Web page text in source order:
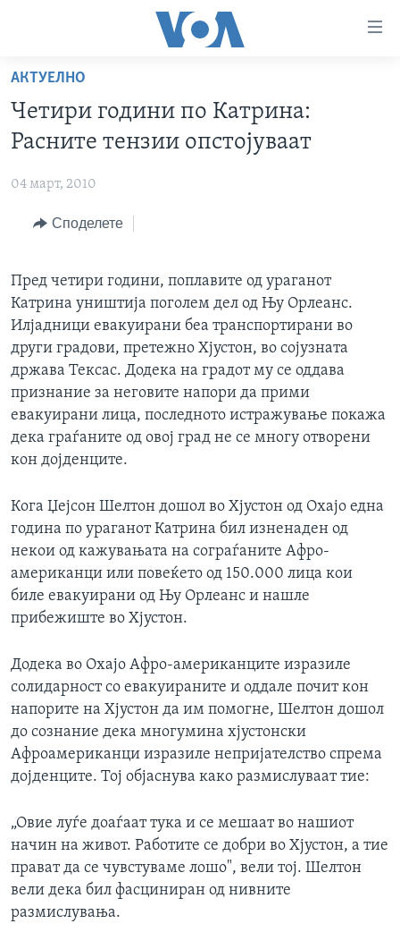
пристапност
Премини
главната
Премини
навигација
Пребарувај
РУБРИКИ
МАКЕДОНИЈА
СВЕТ
ПОЛИТИКА
ЗДРАВЈЕ
НАУКА
ИНТЕРВЈУА
ДОКУМЕНТАРЦИ
АРХИВИРАНА ПРОГРАМА
ВЕСТИ ОД САД ВО МИНУТА - АРХИВА
ИЗБОРИ ВО САД 2020 - АРХИВА
Learning English
НАКУСО...
Јазици
АКТУЕЛНО
Четири години по Катрина:
Расните тензии опстојуваат
04 март, 2010
Споделете
Пред четири години, поплавите од ураганот
Катрина уништија поголем дел од Њу Орлеанс.
Илјадници евакуирани беа транспортирани во
други градови, претежно Хјустон, во сојузната
држава Тексас. Додека на градот му се оддава
признание за неговите напори да прими
евакуирани лица, последното истражување покажа
дека граѓаните од овој град не се многу отворени
кон дојденците.
Кога Џејсон Шелтон дошол во Хјустон од Охајо една
година по ураганот Катрина бил изненаден од
некои од кажувањата на сограѓаните Афро-
американци или повеќето од 150.000 лица кои
биле евакуирани од Њу Орлеанс и нашле
прибежиште во Хјустон.
Додека во Охајо Афро-американците изразиле
солидарност со евакуираните и оддале почит кон
напорите на Хјустон да им помогне, Шелтон дошол
до сознание дека многумина хјустонски
Афроамериканци изразиле непријателство спрема
дојденците. Тој објаснува како размислуваат тие:
„Овие луѓе доаѓаат тука и се мешаат во нашиот
начин на живот. Работите се добри во Хјустон, а тие
прават да се чувстуваме лошо", вели тој. Шелтон
вели дека бил фасциниран од нивните
размислувања.